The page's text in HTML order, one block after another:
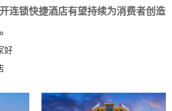
连锁快捷酒店有望持续为消费者创造
好